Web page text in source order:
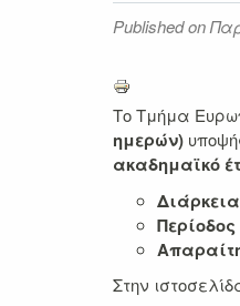
Published on
Το Τμήμα
ημερών)
ακαδημαϊκό
Διάρκεια
Στην